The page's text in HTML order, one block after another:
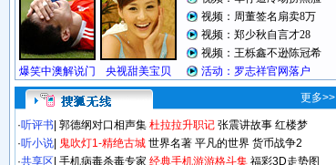
更多>>
·听评书 郭德纲对口相声集 杜拉拉升职记 张震讲故事 红楼梦
·听小说 鬼吹灯1-精绝古城 世界名著 平凡的世界 货币战争2
·共享区 手机病毒杀毒专家 经典手机游游格斗集 福彩3D走势图